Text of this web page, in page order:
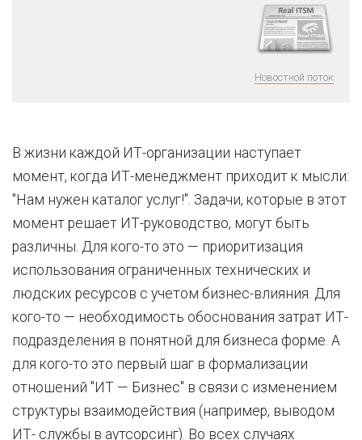
Новостной поток
В жизни каждой ИТ-организации наступает
момент, когда ИТ-менеджмент приходит к мысли:
"Нам нужен каталог услуг!". Задачи, которые в этот
момент решает ИТ-руководство, могут быть
различны. Для кого-то это — приоритизация
использования ограниченных технических и
людских ресурсов с учетом бизнес-влияния. Для
кого-то — необходимость обоснования затрат ИТ-
подразделения в понятной для бизнеса форме. А
для кого-то это первый шаг в формализации
отношений "ИТ — Бизнес" в связи с изменением
структуры взаимодействия (например, выводом
ИТ- службы в аутсорсинг). Во всех случаях